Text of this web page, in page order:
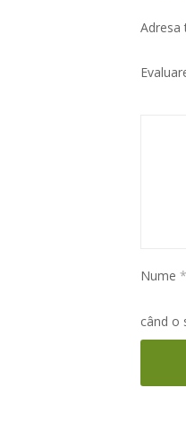
Adresa
Nume *
când o